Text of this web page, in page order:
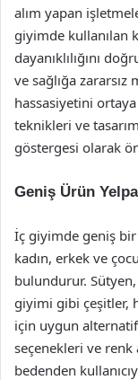
alım yapan
giyimde kullanılan
dayanıklılığını
ve sağlığa
hassasiyetini
teknikleri ve
göstergesi olarak
Geniş Ürün
İç giyimde geniş
kadın, erkek ve
bulundurur.
giyimi gibi çeşitler,
için uygun
seçenekleri ve
bedenden